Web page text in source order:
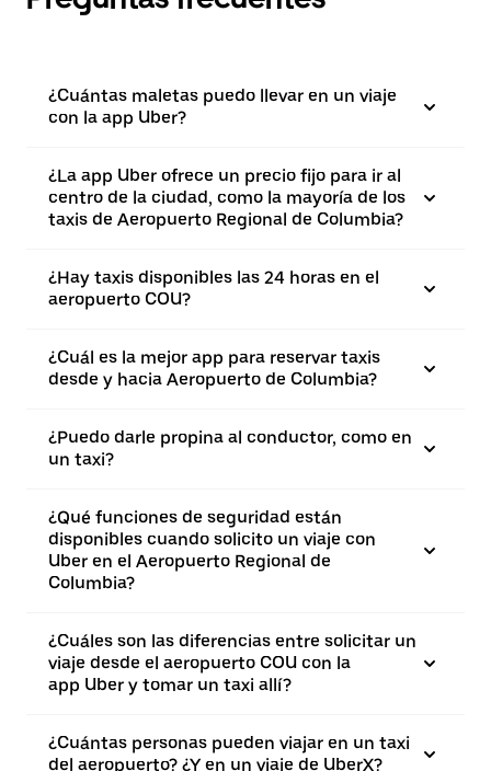
¿Cuántas maletas puedo llevar en un viaje
con la app Uber?
¿La app Uber ofrece un precio fijo para ir al
centro de la ciudad, como la mayoría de los
taxis de Aeropuerto Regional de Columbia?
¿Hay taxis disponibles las 24 horas en el
aeropuerto COU?
¿Cuál es la mejor app para reservar taxis
desde y hacia Aeropuerto de Columbia?
¿Puedo darle propina al conductor, como en
un taxi?
¿Qué funciones de seguridad están
disponibles cuando solicito un viaje con
Uber en el Aeropuerto Regional de
Columbia?
¿Cuáles son las diferencias entre solicitar un
viaje desde el aeropuerto COU con la
app Uber y tomar un taxi allí?
¿Cuántas personas pueden viajar en un taxi
del aeropuerto? ¿Y en un viaje de UberX?